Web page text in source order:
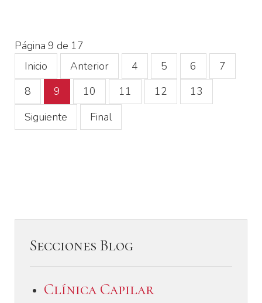
Página 9 de 17
Inicio
Anterior 4 5 6
7
8
9 10 11 12
13
Siguiente
Final
Secciones Blog
Clínica Capilar